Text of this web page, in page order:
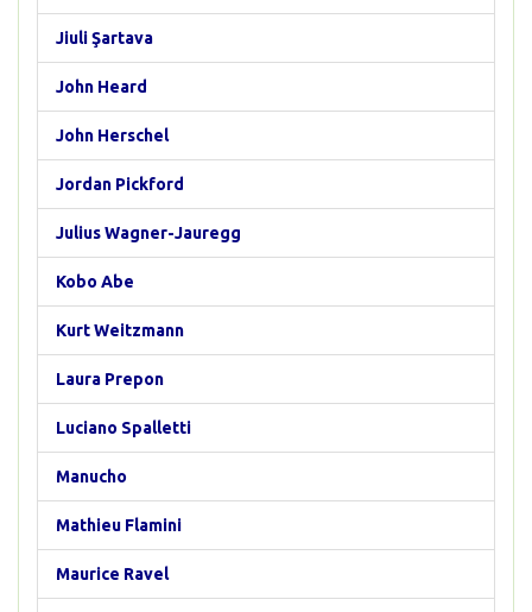
Jiuli Şartava
John Heard
John Herschel
Jordan Pickford
Julius Wagner-Jauregg
Kobo Abe
Kurt Weitzmann
Laura Prepon
Luciano Spalletti
Manucho
Mathieu Flamini
Maurice Ravel